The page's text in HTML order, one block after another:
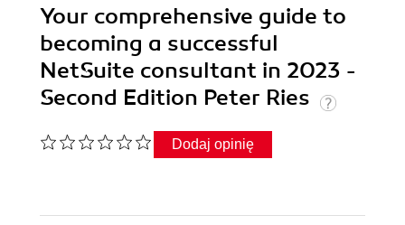
Your comprehensive guide to
becoming a successful
NetSuite consultant in 2023 -
Second Edition Peter Ries
Dodaj opinię